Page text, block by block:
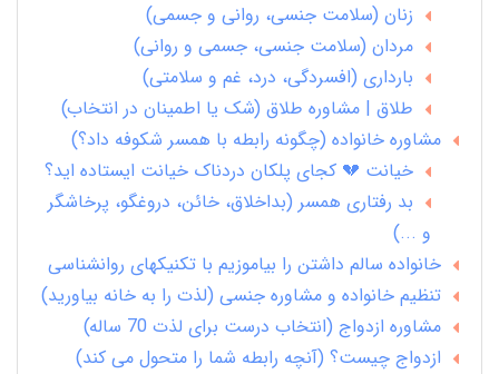
زنان (سلامت جنسی، روانی و جسمی)
مردان (سلامت جنسی، جسمی و روانی)
بارداری (افسردگی، درد، غم و سلامتی)
طلاق | مشاوره طلاق (شک یا اطمینان در انتخاب)
مشاوره خانواده (چگونه رابطه با همسر شکوفه داد؟)
خیانت 💔 کجای پلکان دردناک خیانت ایستاده اید؟
بد رفتاری همسر (بداخلاق، خائن، دروغگو، پرخاشگر
و ...)
خانواده سالم داشتن را بیاموزیم با تکنیکهای روانشناسی
تنظیم خانواده و مشاوره جنسی (لذت را به خانه بیاورید)
مشاوره ازدواج (انتخاب درست برای لذت 70 ساله)
ازدواج چیست؟ (آنچه رابطه شما را متحول می کند)